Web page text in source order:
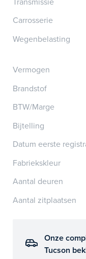
Carrosserie
Wegenbelasting
Vermogen
Brandstof
BTW/Marge
Bijtelling
Datum eerste
Fabriekskleur
Aantal deuren
Aantal zitplaatsen
Onze
Tucson